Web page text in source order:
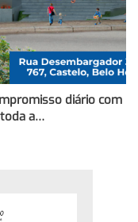
diário com
a…